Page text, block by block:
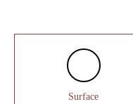
Surface